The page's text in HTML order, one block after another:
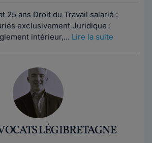
25 ans Droit du Travail salarié :
exclusivement Juridique :
intérieur,... Lire la suite
LÉGIBRETAGNE